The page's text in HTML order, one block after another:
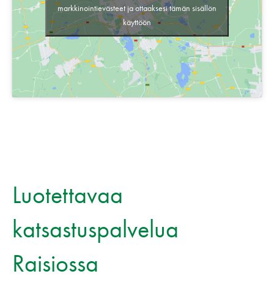
markkinointievästeet ja ottaaksesi tämän sisällön
käyttöön
Luotettavaa
katsastuspalvelua
Raisiossa